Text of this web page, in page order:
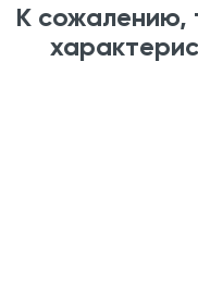
К сожалению,